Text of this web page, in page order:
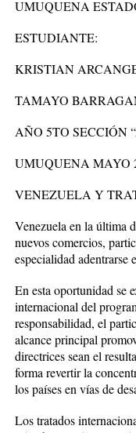
UMUQUENA
ESTUDIANTE:
KRISTIAN
TAMAYO
AÑO 5TO SECCIÓN
UMUQUENA MAYO
VENEZUELA Y
Venezuela en la última
nuevos comercios,
especialidad adentrarse
En esta oportunidad se
internacional del
responsabilidad, el
alcance principal
directrices sean el
forma revertir la
los países en vías de
Los tratados